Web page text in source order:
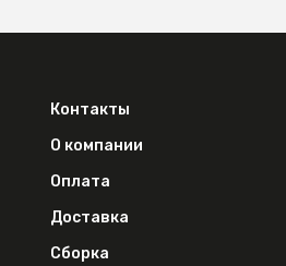
Контакты
О компании
Оплата
Доставка
Сборка